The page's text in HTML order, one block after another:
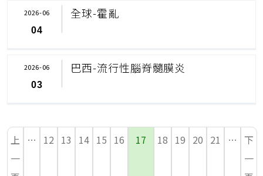
全球-霍亂
2026-06
04
巴西-流行性腦脊髓膜炎
2026-06
03
上
一
… 12 13 14 15 16 17 18 19 20 21 … 下
一